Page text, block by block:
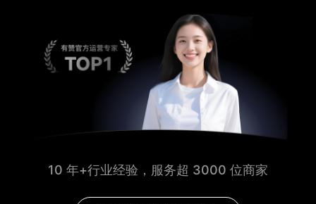
10 年+行业经验，服务超 3000 位商家